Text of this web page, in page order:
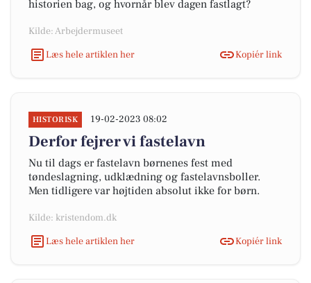
historien bag, og hvornår blev dagen fastlagt?
Kilde: Arbejdermuseet
Læs hele artiklen her
Kopiér link
HISTORISK 19-02-2023 08:02
Derfor fejrer vi fastelavn
Nu til dags er fastelavn børnenes fest med
tøndeslagning, udklædning og fastelavnsboller.
Men tidligere var højtiden absolut ikke for børn.
Kilde: kristendom.dk
Læs hele artiklen her
Kopiér link